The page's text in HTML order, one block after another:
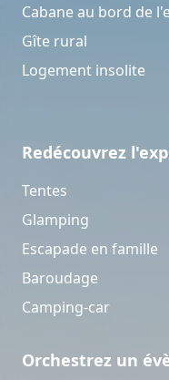
Cabane au bord de
Gîte rural
Logement insolite
Redécouvrez
Tentes
Glamping
Escapade en famille
Baroudage
Camping-car
Orchestrez un